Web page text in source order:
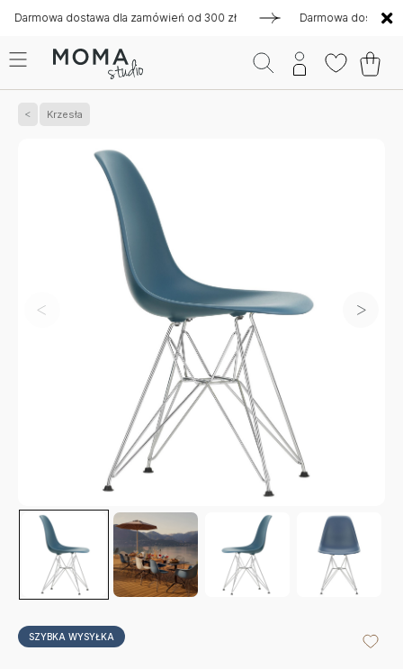
dostawa dla zamówień od 300 zł Darmowa dostawa dla
Krzesła
SZYBKA WYSYŁKA